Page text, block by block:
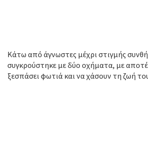
Κάτω από άγνωστες μέχρι στιγμής
συγκρούστηκε με δύο οχήματα, με
ξεσπάσει φωτιά και να χάσουν τη ζωή